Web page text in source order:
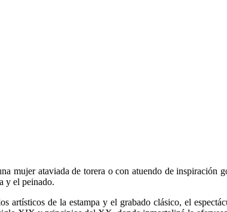
mujer ataviada de torera o con atuendo de inspiración
y el peinado.
artísticos de la estampa y el grabado clásico, el